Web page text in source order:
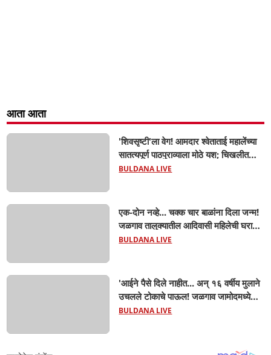
आता आता
'शिवसृष्टी'ला वेग! आमदार श्वेताताई महालेंच्या
सातत्यपूर्ण पाठपुराव्याला मोठे यश; चिखलीत
साकारणार ६५ कोटींचा भव्य 'छत्रपती शिवाजी
BULDANA LIVE
एक-दोन नव्हे... चक्क चार बाळांना दिला जन्म!
जळगाव तालुक्यातील आदिवासी महिलेची घरातच
प्रसूती; आता झाली ७ लेकरांची माय ! वैद्यकीय
BULDANA LIVE
'आईने पैसे दिले नाहीत... अन् १६ वर्षीय मुलाने
उचलले टोकाचे पाऊल! जळगाव जामोदमध्ये
खळबळ'! मुलांमधली सहनशीलता संपली काय?
BULDANA LIVE